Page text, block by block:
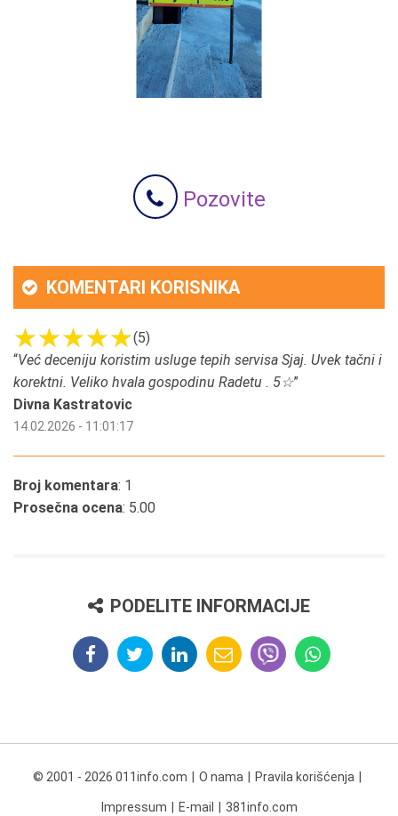
Pozovite
KOMENTARI KORISNIKA
(5)
“Već deceniju koristim usluge tepih servisa Sjaj. Uvek tačni i
korektni. Veliko hvala gospodinu Radetu . 5☆”
Divna Kastratovic
14.02.2026 - 11:01:17
Broj komentara: 1
Prosečna ocena: 5.00
PODELITE INFORMACIJE
© 2001 - 2026 011info.com O nama Pravila korišćenja
Impressum E-mail 381info.com